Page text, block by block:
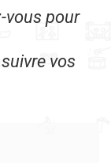
vous pour
vos